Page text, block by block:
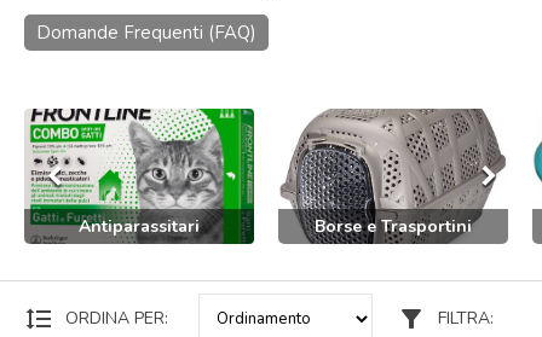
Domande Frequenti (FAQ)
keyboard_arrow_left
Antiparassitari Borse e Trasportini
keyboard_arrow_right
format_line_spacing ORDINA PER: filter_alt FILTRA: